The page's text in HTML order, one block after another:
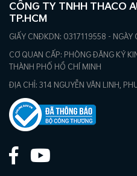
CÔNG TY TNHH THACO
TP.HCM
GIẤY CNĐKDN: 0317119558 -
CƠ QUAN CẤP: PHÒNG ĐĂNG KÝ
THÀNH PHỐ HỒ CHÍ MINH
ĐỊA CHỈ: 314 NGUYỄN VĂN LINH,